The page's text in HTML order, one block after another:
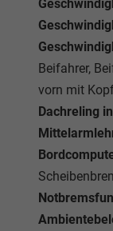
Beifahrer,
vorn mit
Dachreling